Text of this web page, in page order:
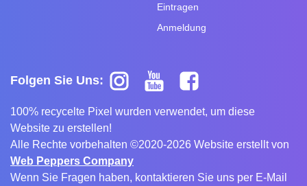
Eintragen
Anmeldung
Folgen Sie Uns:
100% recycelte Pixel wurden verwendet, um diese
Website zu erstellen!
Alle Rechte vorbehalten ©2020-2026 Website erstellt von
Web Peppers Company
Wenn Sie Fragen haben, kontaktieren Sie uns per E-Mail